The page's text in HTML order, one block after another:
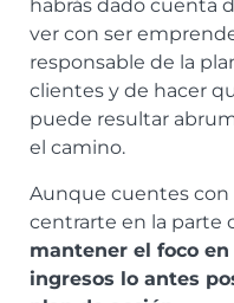
habrás dado cuenta
ver con ser
responsable de la
clientes y de hacer
puede resultar
el camino.
Aunque cuentes
centrarte en la parte
mantener el foco
ingresos lo antes